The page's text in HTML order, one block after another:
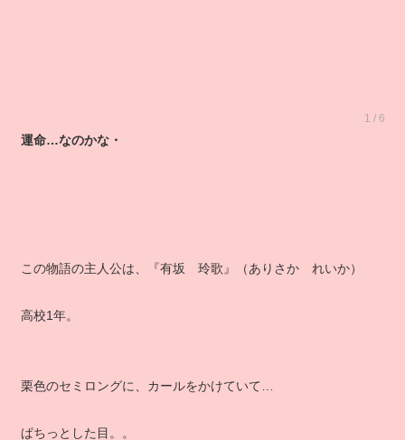
1 / 6
運命…なのかな・
この物語の主人公は、『有坂 玲歌』（ありさか れいか）
高校1年。
栗色のセミロングに、カールをかけていて…
ぱちっとした目。。